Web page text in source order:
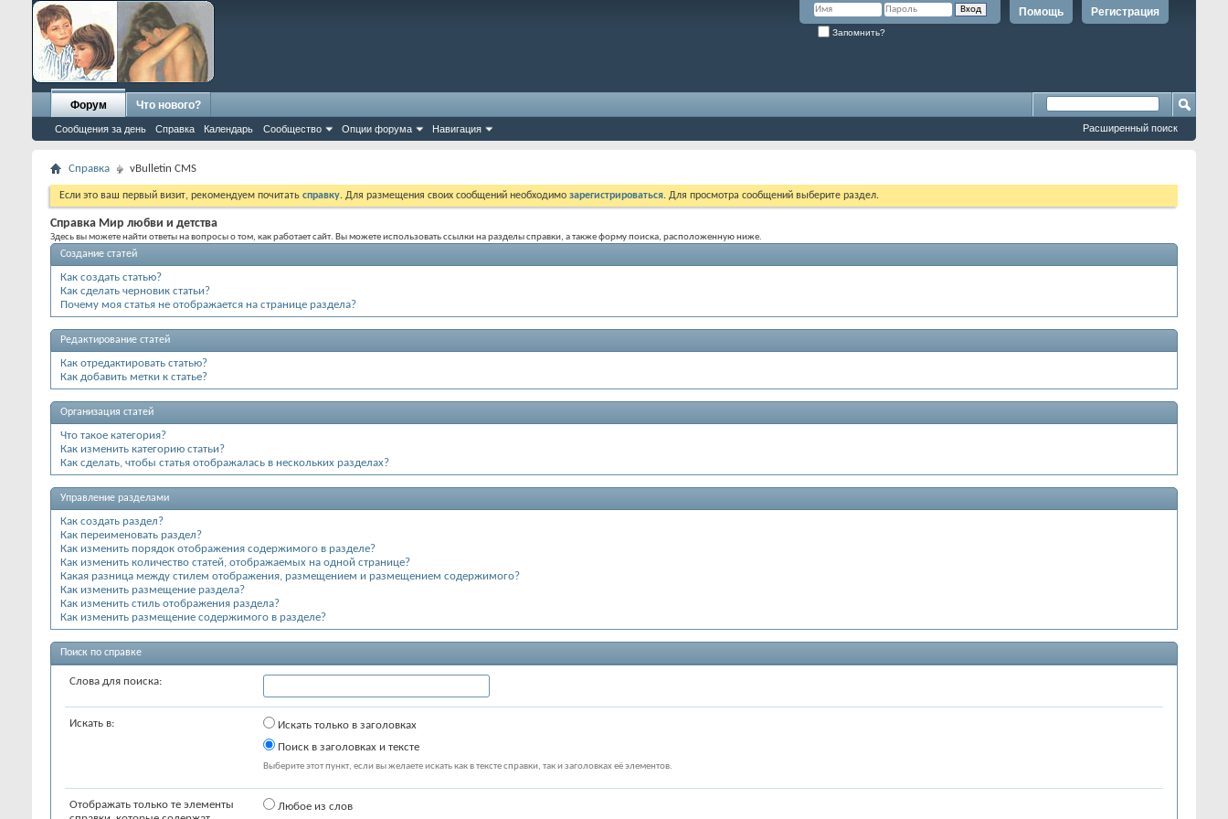
Регистрация
Помощь
Запомнить?
Форум
Сообщения за день Справка Календарь Сообщество Опции форума Навигация
Что нового?
Расширенный поиск
Справка vBulletin CMS
Если это ваш первый визит, рекомендуем почитать справку. Для размещения своих сообщений необходимо зарегистрироваться. Для просмотра сообщений выберите раздел.
Справка Мир любви и детства
Здесь вы можете найти ответы на вопросы о том, как работает сайт. Вы можете использовать ссылки на разделы справки, а также форму поиска, расположенную ниже.
Создание статей
Как создать статью?
Как сделать черновик статьи?
Почему моя статья не отображается на странице раздела?
Редактирование статей
Как отредактировать статью?
Как добавить метки к статье?
Организация статей
Что такое категория?
Как изменить категорию статьи?
Как сделать, чтобы статья отображалась в нескольких разделах?
Управление разделами
Как создать раздел?
Как переименовать раздел?
Как изменить порядок отображения содержимого в разделе?
Как изменить количество статей, отображаемых на одной странице?
Какая разница между стилем отображения, размещением и размещением содержимого?
Как изменить размещение раздела?
Как изменить стиль отображения раздела?
Как изменить размещение содержимого в разделе?
Поиск по справке
Слова для поиска:
Искать в:
Искать только в заголовках
Поиск в заголовках и тексте
Выберите этот пункт, если вы желаете искать как в тексте справки, так и заголовках её элементов.
Отображать только те элементы
Любое из слов